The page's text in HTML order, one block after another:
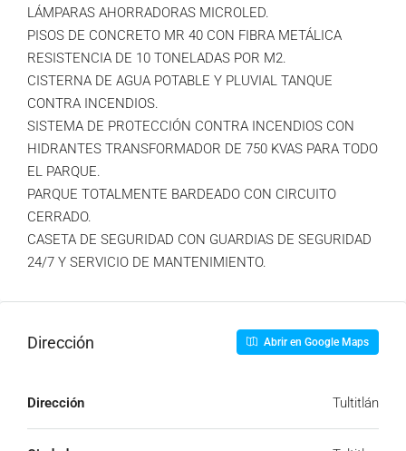
LÁMPARAS AHORRADORAS MICROLED.
PISOS DE CONCRETO MR 40 CON FIBRA METÁLICA
RESISTENCIA DE 10 TONELADAS POR M2.
CISTERNA DE AGUA POTABLE Y PLUVIAL TANQUE
CONTRA INCENDIOS.
SISTEMA DE PROTECCIÓN CONTRA INCENDIOS CON
HIDRANTES TRANSFORMADOR DE 750 KVAS PARA TODO
EL PARQUE.
PARQUE TOTALMENTE BARDEADO CON CIRCUITO
CERRADO.
CASETA DE SEGURIDAD CON GUARDIAS DE SEGURIDAD
24/7 Y SERVICIO DE MANTENIMIENTO.
Dirección Abrir en Google Maps
Dirección Tultitlán